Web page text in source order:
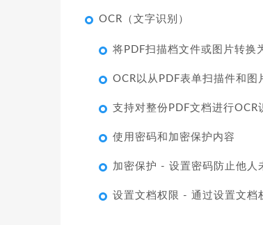
OCR（文字识别）
将PDF扫描档文件或图片转换
OCR以从PDF表单扫描件和图
支持对整份PDF文档进行OCR
使用密码和加密保护内容
加密保护 - 设置密码防止他人
设置文档权限 - 通过设置文档